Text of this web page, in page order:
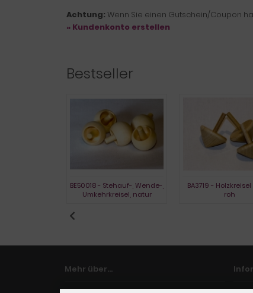
Achtung: Wenn Sie einen Gutschein/Coupon
» Kundenkonto erstellen
Bestseller
BE50018 - Stehauf-, Wende-,
Umkehrkreisel, natur
BA3719 -
roh
Mehr über...